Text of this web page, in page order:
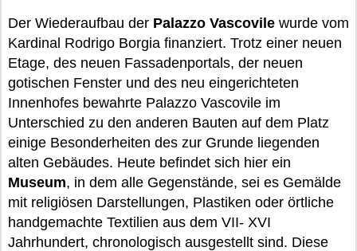
Der Wiederaufbau der Palazzo Vascovile wurde vom
Kardinal Rodrigo Borgia finanziert. Trotz einer neuen
Etage, des neuen Fassadenportals, der neuen
gotischen Fenster und des neu eingerichteten
Innenhofes bewahrte Palazzo Vascovile im
Unterschied zu den anderen Bauten auf dem Platz
einige Besonderheiten des zur Grunde liegenden
alten Gebäudes. Heute befindet sich hier ein
Museum, in dem alle Gegenstände, sei es Gemälde
mit religiösen Darstellungen, Plastiken oder örtliche
handgemachte Textilien aus dem VII- XVI
Jahrhundert, chronologisch ausgestellt sind. Diese